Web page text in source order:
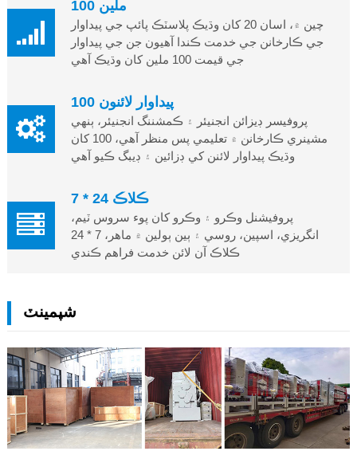
100 ملين
چين ۾، اسان 20 کان وڌيڪ پلاسٽڪ پائپ جي پيداوار
جي ڪارخانن جي خدمت ڪندا آهيون جن جي پيداوار
جي قيمت 100 ملين کان وڌيڪ آهي
100 پيداوار لائنون
پروفيسر ڊيزائن انجنيئر ۽ ڪمشننگ انجنيئر، ٻنهي
مشينري ڪارخانن ۾ تعليمي پس منظر آهي، 100 کان
وڌيڪ پيداوار لائنن کي ڊزائين ۽ ڊيبگ ڪيو آهي
7 * 24 ڪلاڪ
پروفيشنل وڪرو ۽ وڪرو کان پوء سروس ٽيم،
انگريزي، اسپين، روسي ۽ ٻين ٻولين ۾ ماهر، 7 * 24
ڪلاڪ آن لائن خدمت فراهم ڪندي
شپمينٽ